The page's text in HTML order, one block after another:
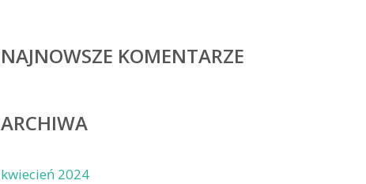
NAJNOWSZE KOMENTARZE
ARCHIWA
kwiecień 2024